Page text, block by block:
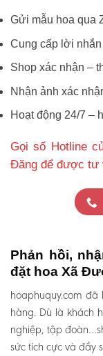
Gửi mẫu hoa qua
Cung cấp lời
Shop xác nhận –
Nhận ảnh xác
Hoạt động 24/7 –
Gọi số Hotline
Đăng để được tư
Phản hồi,
đặt hoa Xã
hoaphuquy.com
hàng. Dù là khách
nghiệp, tập
sức tích cực và đầy